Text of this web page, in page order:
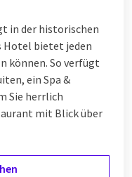
in der historischen
Hotel bietet jeden
können. So verfügt
ein Spa &
Sie herrlich
mit Blick über